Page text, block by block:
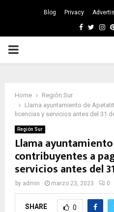
Blog Privacy
Facebook
PRIMARY
Home
Región Sur
Llama ayuntamiento de
licencias y servicios antes del 31
Región Sur
Llama
contribuyentes a
servicios antes del
by admin marzo 23, 2023 0
SHARE 0